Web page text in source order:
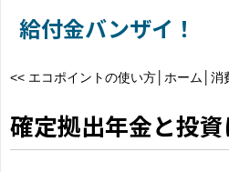
給付金バンザイ！
<< エコポイントの使い方 ホーム 消
確定拠出年金と投